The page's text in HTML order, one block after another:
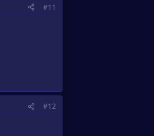
#11
#12